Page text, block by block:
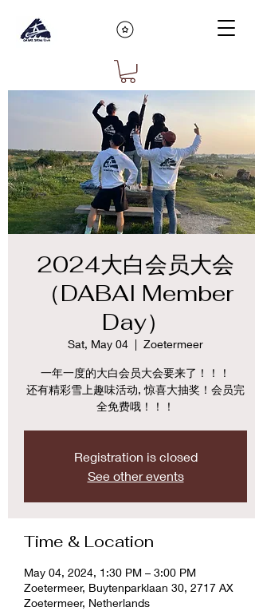
2024大白会员大会
（DABAI Member
Day）
Sat, May 04
  |
Zoetermeer
一年一度的大白会员大会要来了！！！
还有精彩雪上趣味活动, 惊喜大抽奖！会员完
全免费哦！！！
Registration is closed
See other events
Time & Location
May 04, 2024, 1:30 PM – 3:00 PM
Zoetermeer, Buytenparklaan 30, 2717 AX
Zoetermeer, Netherlands